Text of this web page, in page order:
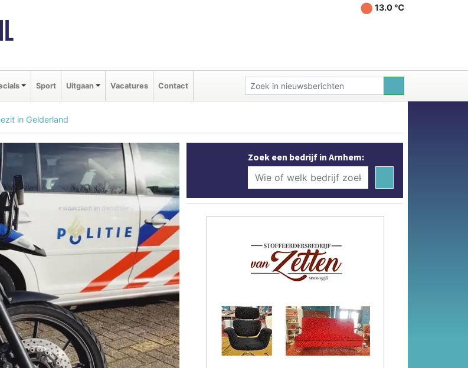
13.0 ℃
Sport Uitgaan Vacatures Contact
in Gelderland
Zoek een bedrijf in Arnhem: